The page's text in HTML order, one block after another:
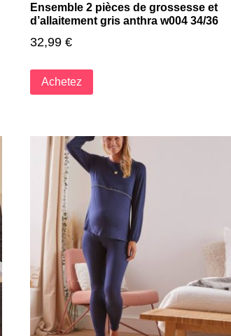
Ensemble 2 pièces de grossesse et
d’allaitement gris anthra w004 34/36
32,99 €
Achetez